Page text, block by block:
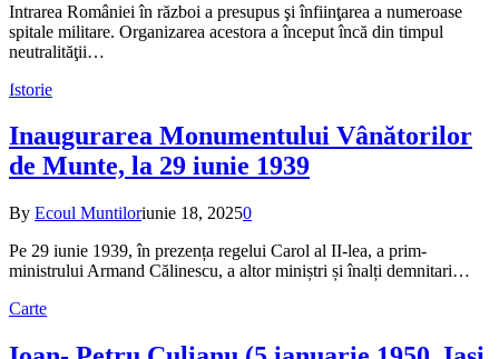
Intrarea României în război a presupus şi înfiinţarea a numeroase
spitale militare. Organizarea acestora a început încă din timpul
neutralităţii…
Istorie
Inaugurarea Monumentului Vânătorilor
de Munte, la 29 iunie 1939
By Ecoul Muntiloriunie 18, 20250
Pe 29 iunie 1939, în prezența regelui Carol al II-lea, a prim-
ministrului Armand Călinescu, a altor miniștri și înalți demnitari…
Carte